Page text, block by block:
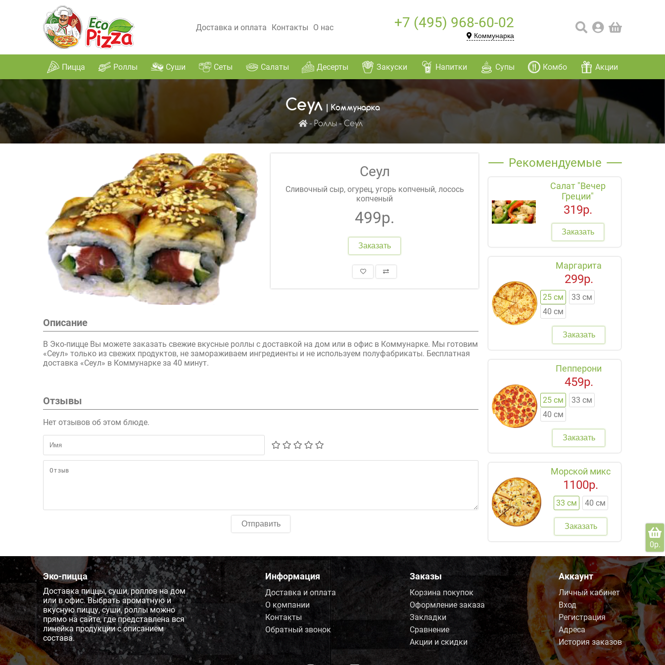
Доставка и оплата Контакты О нас +7 (495) 968-60-02
Коммунарка
Пицца Роллы Суши Сеты Салаты Десерты Закуски Напитки Супы Комбо Акции
0р.
Сеул | Коммунарка
Роллы Сеул
Сеул
Сливочный сыр, огурец, угорь копченый, лосось
копченый
499р.
Заказать
Описание
В Эко-пицце Вы можете заказать свежие вкусные роллы с доставкой на дом или в офис в Коммунарке. Мы готовим
«Сеул» только из свежих продуктов, не замораживаем ингредиенты и не используем полуфабрикаты. Бесплатная
доставка «Сеул» в Коммунарке за 40 минут.
Отзывы
Нет отзывов об этом блюде.
Отправить
Рекомендуемые
Салат "Вечер
Греции"
319р.
Заказать
Маргарита
25 см
33 см
40 см
299р.
Заказать
Пепперони
25 см
33 см
40 см
459р.
Заказать
Морской микс
33 см 40 см
1100р.
Заказать
Эко-пицца
Доставка пиццы, суши, роллов на дом
или в офис. Выбрать ароматную и
вкусную пиццу, суши, роллы можно
прямо на сайте, где представлена вся
линейка продукции с описанием
состава.
Информация
Доставка и оплата
О компании
Контакты
Обратный звонок
Заказы
Корзина покупок
Оформление заказа
Закладки
Сравнение
Акции и скидки
Аккаунт
Личный кабинет
Вход
Регистрация
Адреса
История заказов